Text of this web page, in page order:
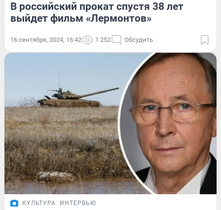
В российский прокат спустя 38 лет
выйдет фильм «Лермонтов»
16 сентября, 2024, 16:42 1 252 Обсудить
КУЛЬТУРА ИНТЕРВЬЮ